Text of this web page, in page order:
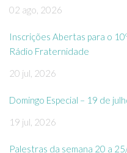
02 ago, 2026
Inscrições Abertas para o
Rádio Fraternidade
20 jul, 2026
Domingo Especial – 19 de
19 jul, 2026
Palestras da semana 20 a